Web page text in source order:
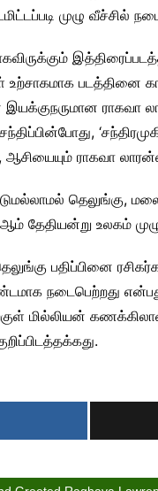
முழு வீச்சில்
உற்சாகமாக படத்தினை
ராகவா
ராகவா
தேதியன்று உலகம்
பதிப்பினை
நடைபெற்றது
மில்லியன்